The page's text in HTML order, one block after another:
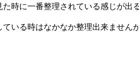
時に一番整理されている感じが出
いる時はなかなか整理出来ません